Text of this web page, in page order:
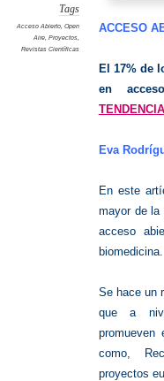
Tags
Acceso Abierto, Open
Aire, Proyectos,
Revistas Científicas
ACCESO
El 17% de
en
Eva
En este
mayor de la
acceso
biomedicina.
Se hace un
que a
promueven
como,
proyectos